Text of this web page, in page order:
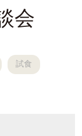
会
試食